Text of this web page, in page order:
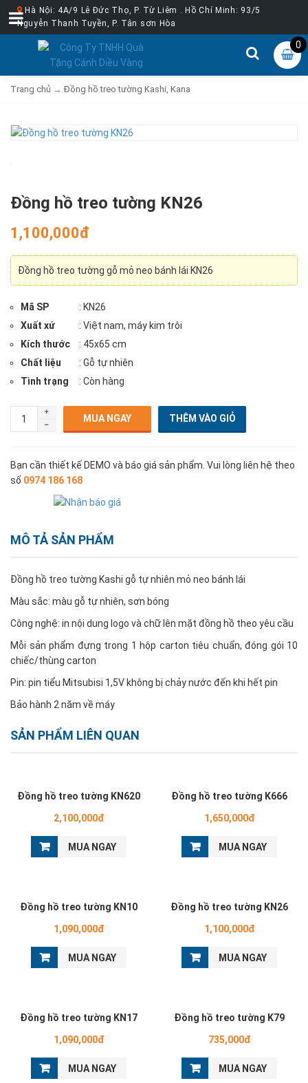
Hà Nội: 4A/9 Lê Đức Thọ, P. Từ Liêm . Hồ Chí Minh: 93/5
Nguyễn Thanh Tuyền, P. Tân sơn Hòa
0
Trang chủ → Đồng hồ treo tường Kashi, Kana
Đồng hồ treo tường KN26
1,100,000đ
Đồng hồ treo tường gỗ mỏ neo bánh lái KN26
Mã SP
: KN26
Xuất xứ
: Việt nam, máy kim trôi
Kích thước
: 45x65 cm
Chất liệu
: Gỗ tự nhiên
Tình trạng
: Còn hàng
MUA NGAY
Bạn cần thiết kế DEMO và báo giá sản phẩm. Vui lòng liên hệ theo
số 0974 186 168
MÔ TẢ SẢN PHẨM
Đồng hồ treo tường Kashi gỗ tự nhiên mỏ neo bánh lái
Màu sắc: màu gỗ tự nhiên, sơn bóng
Công nghệ: in nội dung logo và chữ lên mặt đồng hồ theo yêu cầu
Mỗi sản phẩm đựng trong 1 hộp carton tiêu chuẩn, đóng gói 10
chiếc/thùng carton
Pin: pin tiểu Mitsubisi 1,5V không bị chảy nước đến khi hết pin
Bảo hành 2 năm về máy
SẢN PHẨM LIÊN QUAN
Đồng hồ treo tường KN620
2,100,000đ
MUA NGAY
Đồng hồ treo tường K666
1,650,000đ
MUA NGAY
Đồng hồ treo tường KN10
1,090,000đ
MUA NGAY
Đồng hồ treo tường KN26
1,100,000đ
MUA NGAY
Đồng hồ treo tường KN17
1,090,000đ
MUA NGAY
Đồng hồ treo tường K79
735,000đ
MUA NGAY